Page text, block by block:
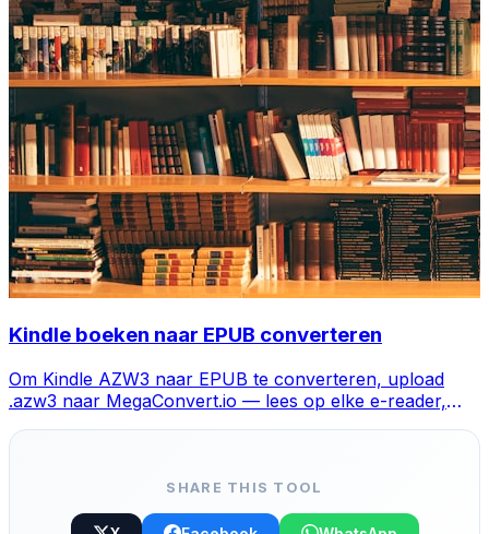
Kindle boeken naar EPUB converteren
Om Kindle AZW3 naar EPUB te converteren, upload
.azw3 naar MegaConvert.io — lees op elke e-reader,
SHARE THIS TOOL